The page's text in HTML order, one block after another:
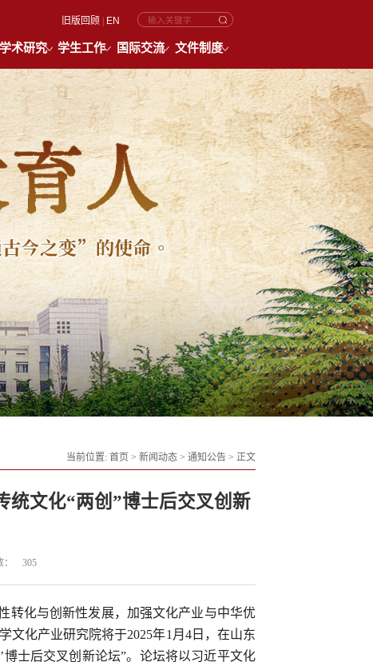
旧版回顾 | EN
学术研究 学生工作 国际交流 文件制度
当前位置: 首页 > 新闻动态 > 通知公告 > 正文
文化“两创”博士后交叉创新
305
转化与创新性发展，加强文化产业与中华优
文化产业研究院将于2025年1月4日，在山东
士后交叉创新论坛”。论坛将以习近平文化